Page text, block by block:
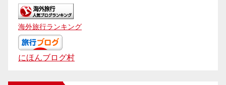
海外旅行ランキング
にほんブログ村